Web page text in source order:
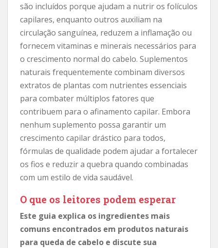
são incluídos porque ajudam a nutrir os folículos
capilares, enquanto outros auxiliam na
circulação sanguínea, reduzem a inflamação ou
fornecem vitaminas e minerais necessários para
o crescimento normal do cabelo. Suplementos
naturais frequentemente combinam diversos
extratos de plantas com nutrientes essenciais
para combater múltiplos fatores que
contribuem para o afinamento capilar. Embora
nenhum suplemento possa garantir um
crescimento capilar drástico para todos,
fórmulas de qualidade podem ajudar a fortalecer
os fios e reduzir a quebra quando combinadas
com um estilo de vida saudável.
O que os leitores podem esperar
Este guia explica os ingredientes mais
comuns encontrados em produtos naturais
para queda de cabelo e discute sua